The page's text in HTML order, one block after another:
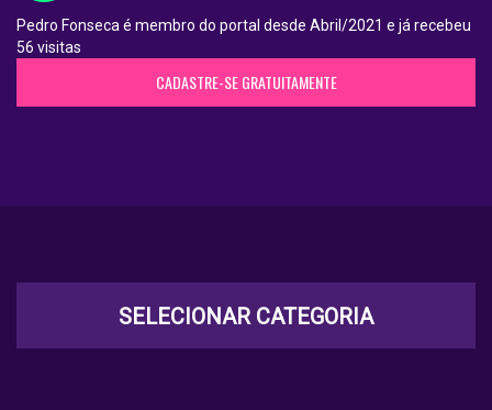
Pedro Fonseca é membro do portal desde Abril/2021 e já recebeu
56 visitas
CADASTRE-SE GRATUITAMENTE
SELECIONAR CATEGORIA